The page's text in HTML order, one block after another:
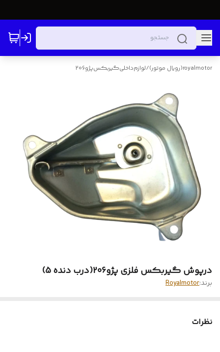
royalmotor(رویال موتور) /لوازم‌‌داخلی‌گیربکس‌پژو206
درپوش گیربکس فلزی پژو206(درب دنده 5)
برند:Royalmotor
نظرات